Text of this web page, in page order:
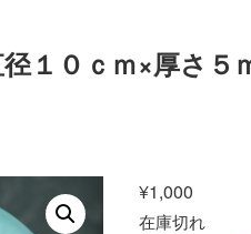
０ｃｍ×厚さ５
¥1,000
在庫切れ